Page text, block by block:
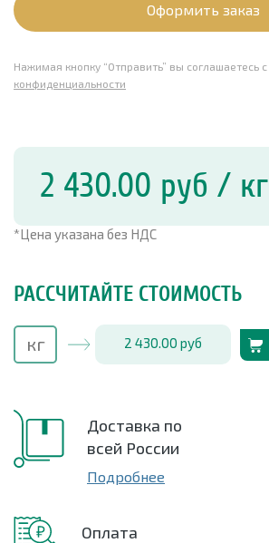
Оформить заказ
Нажимая кнопку “Отправить” вы соглашаетесь с
конфиденциальности
2 430.00 руб / кг
*Цена указана без НДС
РАССЧИТАЙТЕ СТОИМОСТЬ
2 430.00 руб
Доставка по
всей России
Подробнее
Оплата